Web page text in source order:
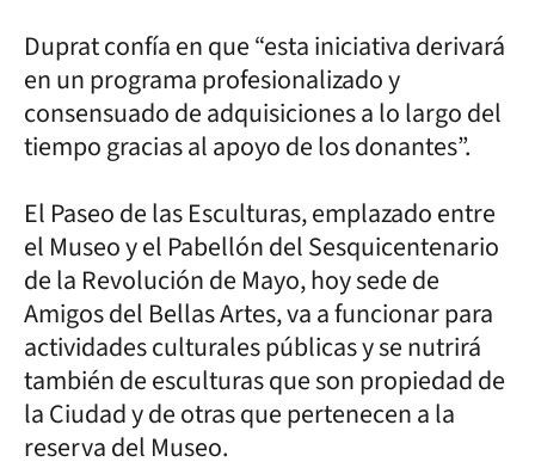
Duprat confía en que “esta iniciativa derivará
en un programa profesionalizado y
consensuado de adquisiciones a lo largo del
tiempo gracias al apoyo de los donantes”.
El Paseo de las Esculturas, emplazado entre
el Museo y el Pabellón del Sesquicentenario
de la Revolución de Mayo, hoy sede de
Amigos del Bellas Artes, va a funcionar para
actividades culturales públicas y se nutrirá
también de esculturas que son propiedad de
la Ciudad y de otras que pertenecen a la
reserva del Museo.